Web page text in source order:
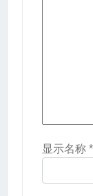
显示名称 *